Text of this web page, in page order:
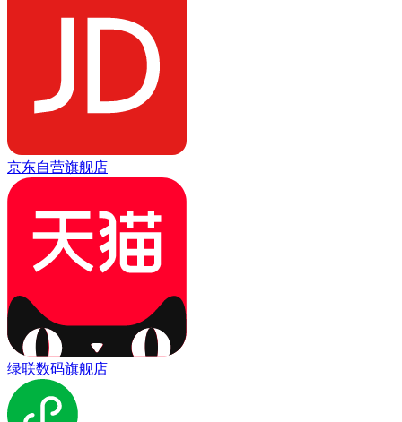
京东自营旗舰店
绿联数码旗舰店